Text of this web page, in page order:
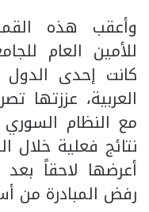
وأعقب هذه
للأمين العام
كانت إحدى
العربية، عززتها
مع النظام
نتائج فعلية خلال
أعرضها لاحقاً
رفض المبادرة من